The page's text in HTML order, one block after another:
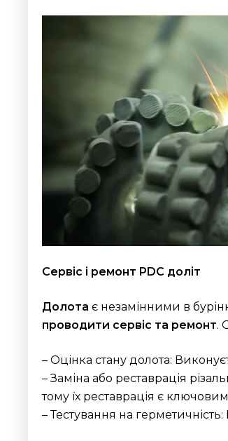
Сервіс і ремонт PDC доліт
Долота є незамінними в
проводити сервіс та ремонт.
– Оцінка стану долота:
– Заміна або реставрація
тому їх реставрація є
– Тестування на